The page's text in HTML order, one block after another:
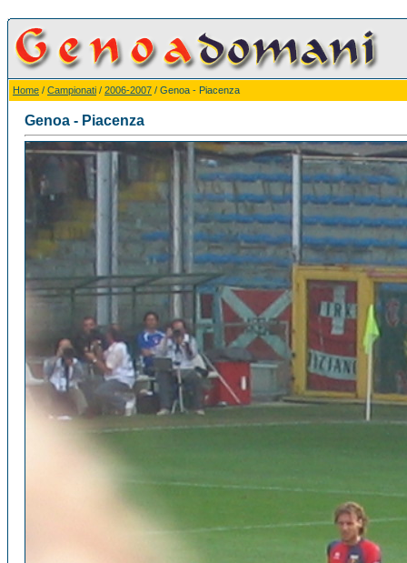
Home / Campionati / 2006-2007 / Genoa - Piacenza
Genoa - Piacenza